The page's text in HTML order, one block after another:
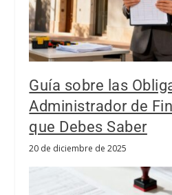
Guía sobre las
Administrador de
que Debes Saber
20 de diciembre de 2025